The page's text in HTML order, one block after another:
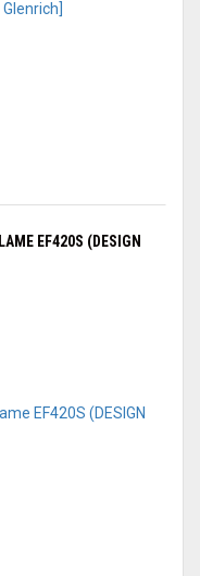
EF420S (DESIGN